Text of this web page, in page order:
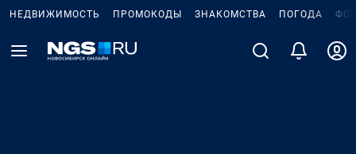
НЕДВИЖИМОСТЬ ПРОМОКОДЫ ЗНАКОМСТВА ПОГОДА